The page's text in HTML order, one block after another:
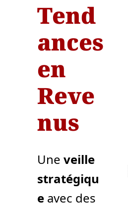
Tend
ances
en
Reve
nus
Une veille
stratégiqu
e